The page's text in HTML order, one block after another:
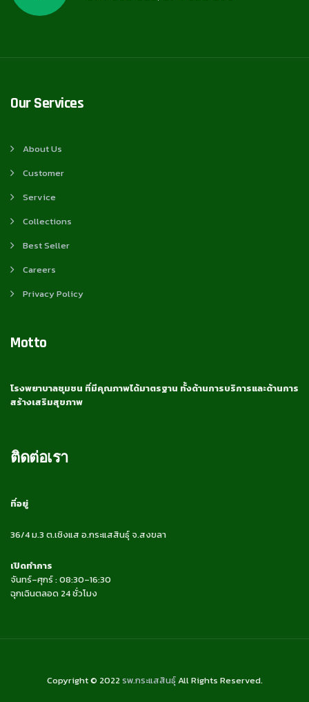
Our Services
About Us
Customer
Service
Collections
Best Seller
Careers
Privacy Policy
Motto
โรงพยาบาลชุมชน ที่มีคุณภาพได้มาตรฐาน ทั้งด้านการบริการและด้านการ
สร้างเสริมสุขภาพ
ติดต่อเรา
ที่อยู่
36/4 ม.3 ต.เชิงแส อ.กระแสสินธุ์ จ.สงขลา
เปิดทำการ
จันทร์–ศุกร์ : 08:30–16:30
ฉุกเฉินตลอด 24 ชั่วโมง
Copyright © 2022รพ.กระแสสินธุ์All Rights Reserved.